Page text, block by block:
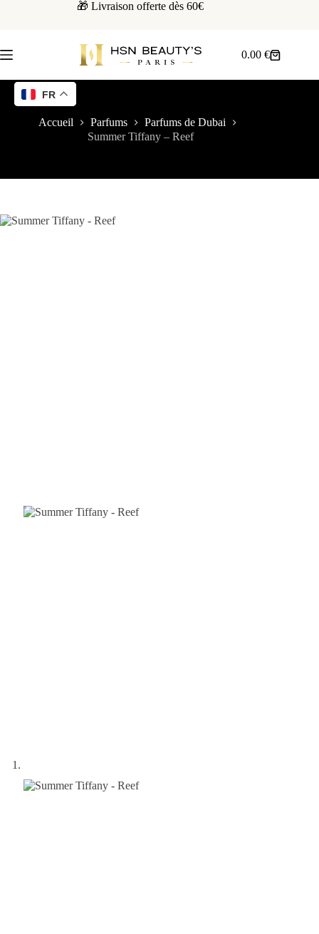
🎁 Livraison offerte dès 60€
0.00€
Accueil Parfums
Parfums de Dubai
Summer Tiffany – Reef
FR